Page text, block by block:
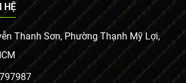
HỆ
Thanh Sơn, Phường Thạnh Mỹ Lợi,